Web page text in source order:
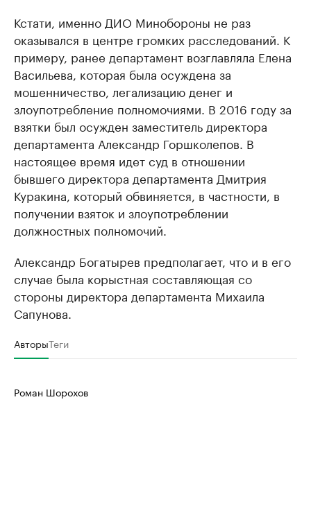
Кстати, именно ДИО Минобороны не раз
оказывался в центре громких расследований. К
примеру, ранее департамент возглавляла Елена
Васильева, которая была осуждена за
мошенничество, легализацию денег и
злоупотребление полномочиями. В 2016 году за
взятки был осужден заместитель директора
департамента Александр Горшколепов. В
настоящее время идет суд в отношении
бывшего директора департамента Дмитрия
Куракина, который обвиняется, в частности, в
получении взяток и злоупотреблении
должностных полномочий.
Александр Богатырев предполагает, что и в его
случае была корыстная составляющая со
стороны директора департамента Михаила
Сапунова.
АвторыТеги
Роман Шорохов